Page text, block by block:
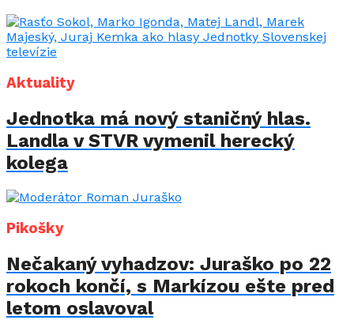
Aktuality
Jednotka má nový staničný hlas.
Landla v STVR vymenil herecký
kolega
Pikošky
Nečakaný vyhadzov: Juraško po 22
rokoch končí, s Markízou ešte pred
letom oslavoval